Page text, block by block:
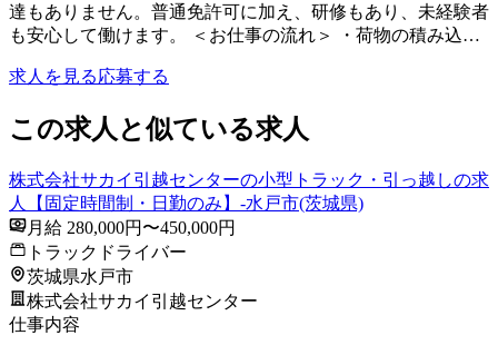
達もありません。普通免許可に加え、研修もあり、未経験者
も安心して働けます。 ＜お仕事の流れ＞ ・荷物の積み込…
求人を見る応募する
この求人と似ている求人
株式会社サカイ引越センターの小型トラック・引っ越しの求
人【固定時間制・日勤のみ】-水戸市(茨城県)
月給 280,000円〜450,000円
トラックドライバー
茨城県水戸市
株式会社サカイ引越センター
仕事内容